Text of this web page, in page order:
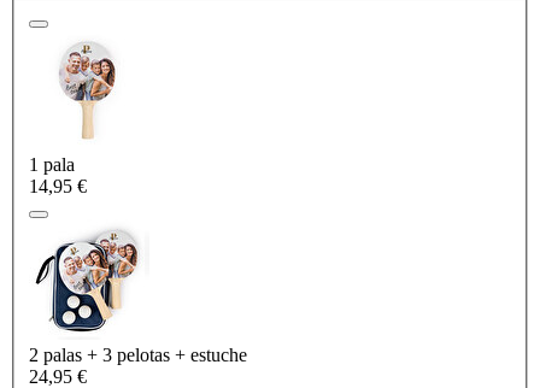
1 pala
14,95 €
2 palas + 3 pelotas + estuche
24,95 €